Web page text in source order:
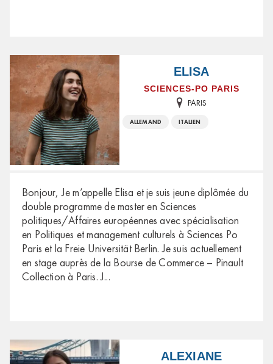
ELISA
SCIENCES-PO PARIS
PARIS
ALLEMAND ITALIEN
Bonjour, Je m’appelle Elisa et je suis jeune diplômée du
double programme de master en Sciences
politiques/Affaires européennes avec spécialisation
en Politiques et management culturels à Sciences Po
Paris et la Freie Universität Berlin. Je suis actuellement
en stage auprès de la Bourse de Commerce – Pinault
Collection à Paris. J...
ALEXIANE